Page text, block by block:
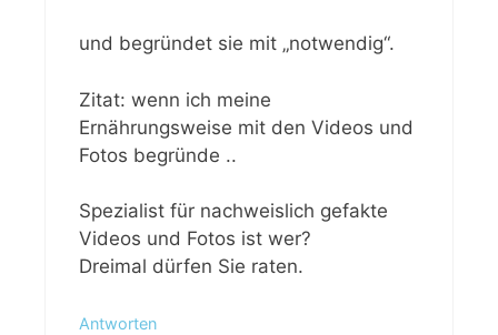
und begründet sie mit „notwendig“.
Zitat: wenn ich meine
Ernährungsweise mit den Videos und
Fotos begründe ..
Spezialist für nachweislich gefakte
Videos und Fotos ist wer?
Dreimal dürfen Sie raten.
Antworten